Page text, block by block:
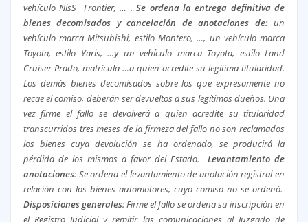
vehículo NisS Frontier, … .Se ordena la entrega definitiva de
bienes decomisados y cancelación de anotaciones de: un
vehículo marca Mitsubishi, estilo Montero, …, un vehículo marca
Toyota, estilo Yaris, …y un vehículo marca Toyota, estilo Land
Cruiser Prado, matrícula …a quien acredite su legítima titularidad.
Los demás bienes decomisados sobre los que expresamente no
recae el comiso, deberán ser devueltos a sus legítimos dueños. Una
vez firme el fallo se devolverá a quien acredite su titularidad
transcurridos tres meses de la firmeza del fallo no son reclamados
los bienes cuya devolución se ha ordenado, se producirá la
pérdida de los mismos a favor del Estado.Levantamiento de
anotaciones: Se ordena el levantamiento de anotación registral en
relación con los bienes automotores, cuyo comiso no se ordenó.
Disposiciones generales: Firme el fallo se ordena su inscripción en
el Registro Judicial y remitir las comunicaciones al Juzgado de